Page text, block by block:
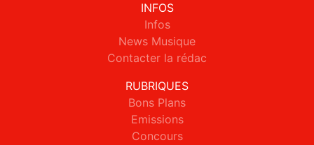
INFOS
Infos
News Musique
Contacter la rédac
RUBRIQUES
Bons Plans
Emissions
Concours